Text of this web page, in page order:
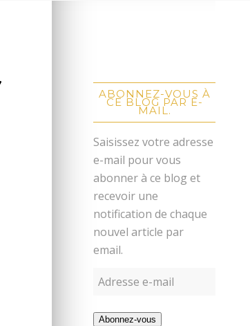
ABONNEZ-VOUS À
CE BLOG PAR E-
MAIL.
Saisissez votre adresse
e-mail pour vous
abonner à ce blog et
recevoir une
notification de chaque
nouvel article par
email.
Abonnez-vous